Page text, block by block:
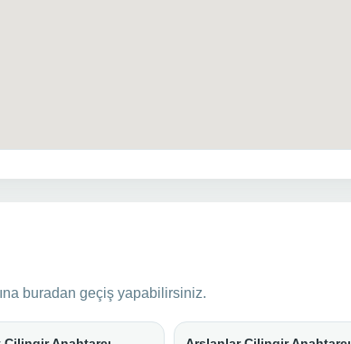
buradan geçiş yapabilirsiniz.